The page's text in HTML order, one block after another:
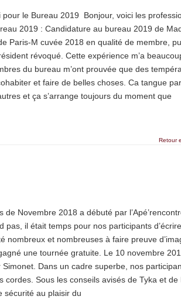
le Bureau 2019 Bonjour, voici les
2019 : Candidature au bureau 2019 de
Paris-M cuvée 2018 en qualité de membre,
révoqué. Cette expérience m’a
du bureau m’ont prouvée que des
et faire de belles choses. Ca tangue
et ça s’arrange toujours du moment que
Retour
Novembre 2018 a débuté par
pas, il était temps pour nos participants
nombreux et nombreuses à faire preuve
une tournée gratuite. Le 10 novembre
Simonet. Dans un cadre superbe, nos
cordes. Sous les conseils avisés de Tyka et de
sécurité au plaisir du